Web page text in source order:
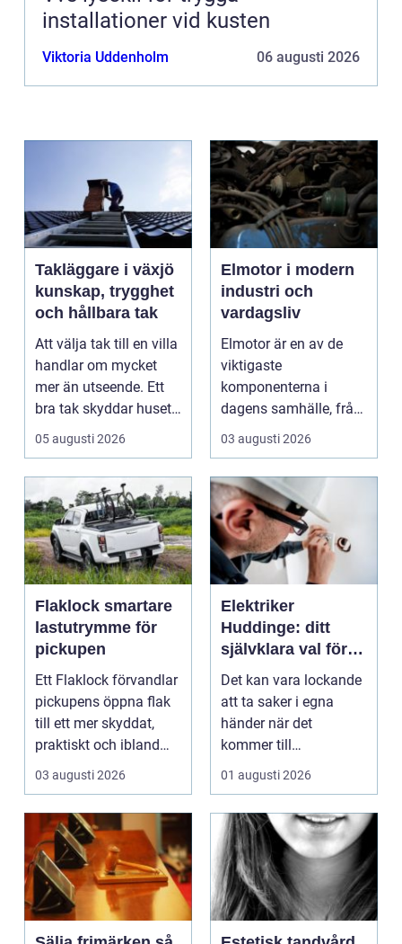
installationer vid kusten
Viktoria Uddenholm 06 augusti 2026
Takläggare i växjö
kunskap, trygghet
och hållbara tak
Att välja tak till en villa
handlar om mycket
mer än utseende. Ett
bra tak skyddar huset
mot regn, s...
05 augusti 2026
Elmotor i modern
industri och
vardagsliv
Elmotor är en av de
viktigaste
komponenterna i
dagens samhälle, från
små hushållsapparater
till stor...
03 augusti 2026
Flaklock smartare
lastutrymme för
pickupen
Ett Flaklock förvandlar
pickupens öppna flak
till ett mer skyddat,
praktiskt och ibland
också mer br...
03 augusti 2026
Elektriker
Huddinge: ditt
självklara val för
säker elinstallation
Det kan vara lockande
att ta saker i egna
händer när det
kommer till
hemförbättr...
01 augusti 2026